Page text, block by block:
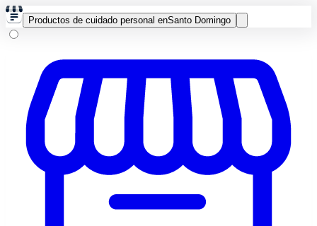
Productos de cuidado personal enSanto Domingo